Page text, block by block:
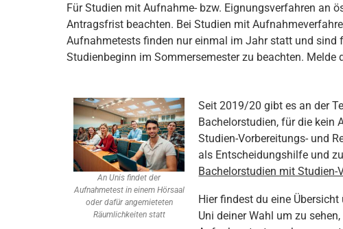
Für Studien mit Aufnahme- bzw. Eignungsverfahren an
Antragsfrist beachten. Bei Studien mit
Aufnahmetests finden nur einmal im Jahr statt und sind
Studienbeginn im Sommersemester zu beachten.
An Unis findet der
Aufnahmetest in einem Hörsaal
oder dafür angemieteten
Räumlichkeiten statt
Seit 2019/20 gibt es an der
Bachelorstudien, für die kein
Studien-Vorbereitungs- und
als Entscheidungshilfe und
Bachelorstudien mit Studien-
Hier findest du eine
Uni deiner Wahl um zu